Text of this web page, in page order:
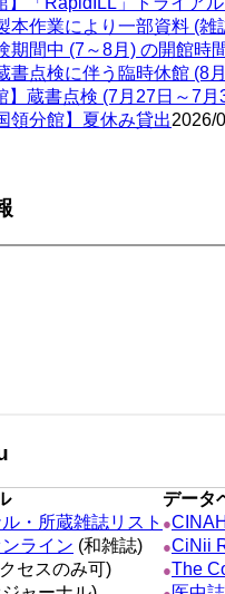
本作業により一部資料 (
期間中 (7～8月) の開館時
書点検に伴う臨時休館 (8
】蔵書点検 (7月27日～7月
領分館】夏休み貸出2026/
データ
・所蔵雑誌リスト ●
ライン (和雑誌) ●CiNii
セスのみ可)
●The